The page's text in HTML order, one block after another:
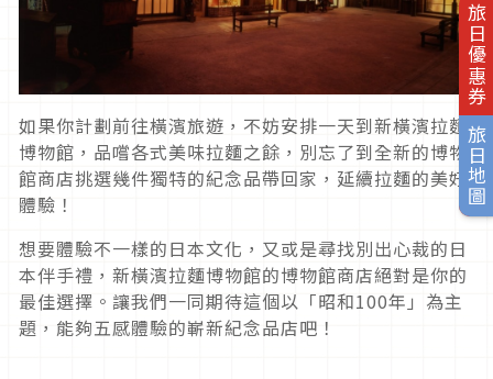
旅日優惠券
旅日地圖
如果你計劃前往橫濱旅遊，不妨安排一天到新橫濱拉麵
博物館，品嚐各式美味拉麵之餘，別忘了到全新的博物
館商店挑選幾件獨特的紀念品帶回家，延續拉麵的美好
體驗！
想要體驗不一樣的日本文化，又或是尋找別出心裁的日
本伴手禮，新橫濱拉麵博物館的博物館商店絕對是你的
最佳選擇。讓我們一同期待這個以「昭和100年」為主
題，能夠五感體驗的嶄新紀念品店吧！